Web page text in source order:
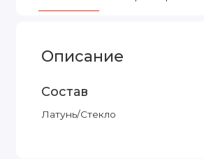
Описание
Состав
Латунь/Стекло